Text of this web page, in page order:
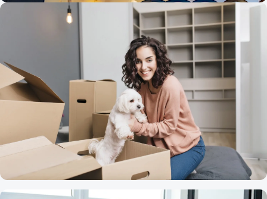
SLUŽBY A PRODUKTY
Aké technológie dnes dominujú v oblasti